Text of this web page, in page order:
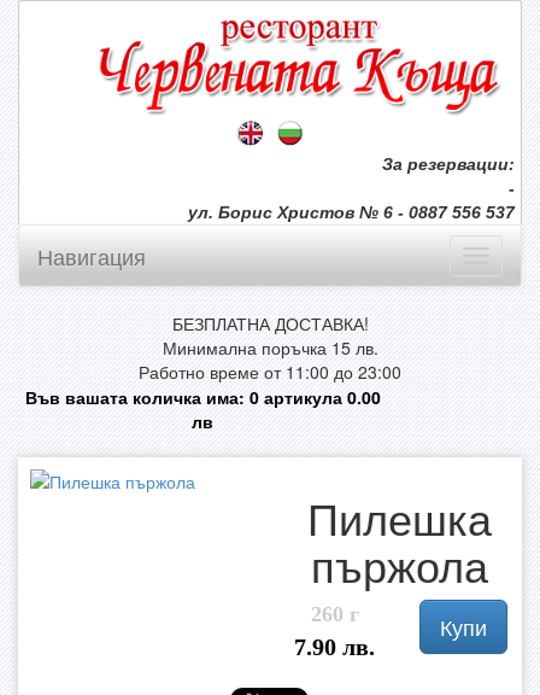
За резервации:
-
ул. Борис Христов № 6 - 0887 556 537
Навигация
БЕЗПЛАТНА ДОСТАВКА!
Минимална поръчка 15 лв.
Работно време от 11:00 до 23:00
Във вашата количка има:0артикула0.00
лв
Пилешка
пържола
260 г
7.90 лв.
Купи